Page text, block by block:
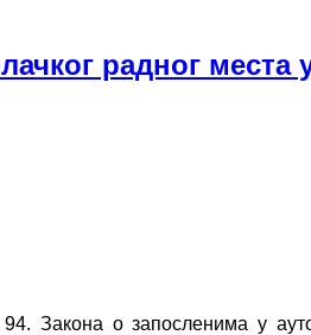
радног
Закона о запосленима у